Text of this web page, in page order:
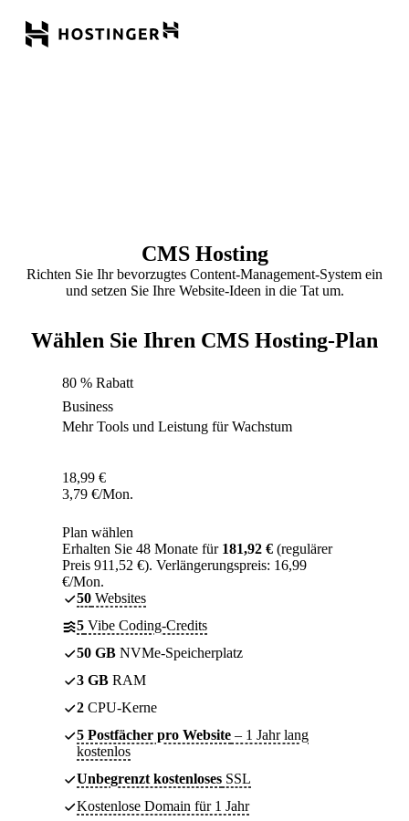
CMS Hosting
Richten Sie Ihr bevorzugtes Content-Management-System ein
und setzen Sie Ihre Website-Ideen in die Tat um.
Wählen Sie Ihren CMS Hosting-Plan
80 % Rabatt
Business
Mehr Tools und Leistung für Wachstum
18,99 €
3,79 €/Mon.
Plan wählen
Erhalten Sie 48 Monate für 181,92 € (regulärer
Preis 911,52 €). Verlängerungspreis: 16,99
€/Mon.
50 Websites
5 Vibe Coding-Credits
50 GB NVMe-Speicherplatz
3 GB RAM
2 CPU-Kerne
5 Postfächer pro Website – 1 Jahr lang
kostenlos
Unbegrenzt kostenloses SSL
Kostenlose Domain für 1 Jahr